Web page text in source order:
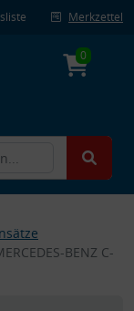
Merkzettel
0
BENZ C-